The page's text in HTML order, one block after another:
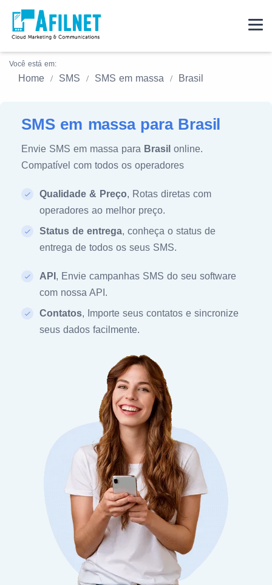
Você está em:
Home SMS SMS em massa Brasil
SMS em massa para Brasil
Envie SMS em massa para Brasil online.
Compatível com todos os operadores
Qualidade & Preço, Rotas diretas com
operadores ao melhor preço.
Status de entrega, conheça o status de
entrega de todos os seus SMS.
API , Envie campanhas SMS do seu software
com nossa API.
Contatos, Importe seus contatos e sincronize
seus dados facilmente.